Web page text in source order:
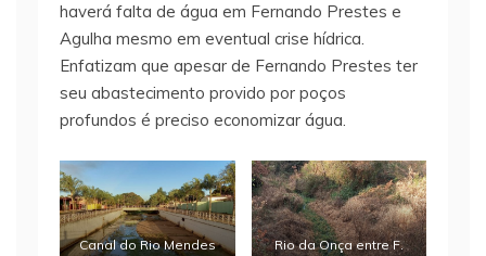
haverá falta de água em Fernando Prestes e
Agulha mesmo em eventual crise hídrica.
Enfatizam que apesar de Fernando Prestes ter
seu abastecimento provido por poços
profundos é preciso economizar água.
Canal do Rio Mendes
Rio da Onça entre F.